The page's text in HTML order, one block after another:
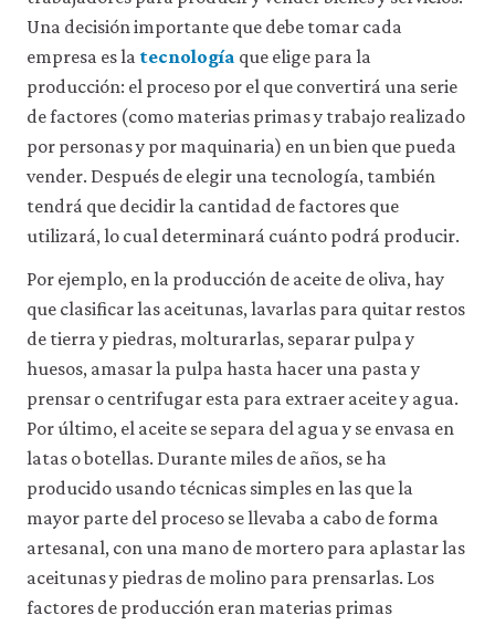
a
través
la
configuración
de
navegador,
pero
posible
que
afecte
las
prestaciones
del
web
(como,
ejemplo,
para
a
recursos
para
que
Una decisión importante que debe tomar cada
empresa es la tecnología que elige para la
producción: el proceso por el que convertirá una serie
de factores (como materias primas y trabajo realizado
por personas y por maquinaria) en un bien que pueda
vender. Después de elegir una tecnología, también
tendrá que decidir la cantidad de factores que
utilizará, lo cual determinará cuánto podrá producir.
Por ejemplo, en la producción de aceite de oliva, hay
que clasificar las aceitunas, lavarlas para quitar restos
de tierra y piedras, molturarlas, separar pulpa y
huesos, amasar la pulpa hasta hacer una pasta y
prensar o centrifugar esta para extraer aceite y agua.
Por último, el aceite se separa del agua y se envasa en
latas o botellas. Durante miles de años, se ha
producido usando técnicas simples en las que la
mayor parte del proceso se llevaba a cabo de forma
artesanal, con una mano de mortero para aplastar las
aceitunas y piedras de molino para prensarlas. Los
factores de producción eran materias primas